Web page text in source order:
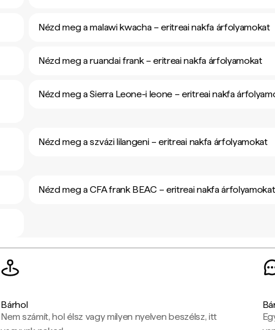
Nézd meg a malawi kwacha – eritreai nakfa árfolyamokat
Nézd meg a ruandai frank – eritreai nakfa árfolyamokat
Nézd meg a Sierra Leone-i leone – eritreai nakfa
Nézd meg a szvázi lilangeni – eritreai nakfa árfolyamokat
Nézd meg a CFA frank BEAC – eritreai nakfa árfolyamokat
Bárhol
Nem számít, hol élsz vagy milyen nyelven beszélsz, itt